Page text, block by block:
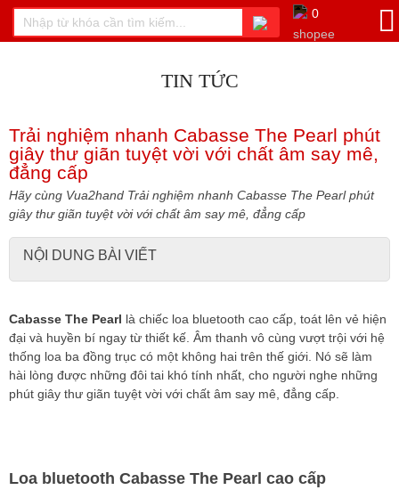
0
TIN TỨC
Trải nghiệm nhanh Cabasse The Pearl phút
giây thư giãn tuyệt vời với chất âm say mê,
đẳng cấp
Hãy cùng Vua2hand Trải nghiệm nhanh Cabasse The Pearl phút
giây thư giãn tuyệt vời với chất âm say mê, đẳng cấp
NỘI DUNG BÀI VIẾT
Cabasse The Pearl là chiếc loa bluetooth cao cấp, toát lên vẻ hiện
đại và huyền bí ngay từ thiết kế. Âm thanh vô cùng vượt trội với hệ
thống loa ba đồng trục có một không hai trên thế giới. Nó sẽ làm
hài lòng được những đôi tai khó tính nhất, cho người nghe những
phút giây thư giãn tuyệt vời với chất âm say mê, đẳng cấp.
Loa bluetooth Cabasse The Pearl cao cấp